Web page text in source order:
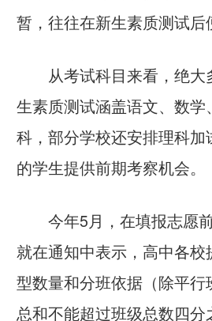
暂，往往在新生素质测试后
从考试科目来看，绝大
生素质测试涵盖语文、数
科，部分学校还安排理科
的学生提供前期考察机会。
今年5月，在填报志愿
就在通知中表示，高中各
型数量和分班依据（除平行
总和不能超过班级总数四